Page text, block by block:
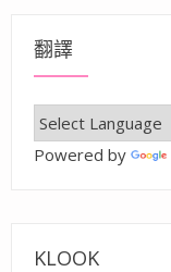
翻譯
Powered by
KLOOK